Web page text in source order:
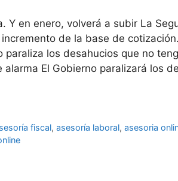
Y en enero, volverá a subir La
de la base de
los desahucios que no
El Gobierno paralizará los
fiscal,asesoría laboral,asesoria